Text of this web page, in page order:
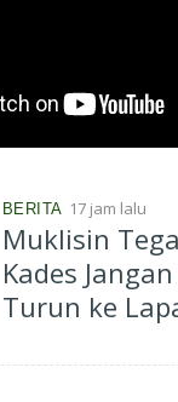
BERITA 17 jam lalu
Muklisin
Kades
Turun ke
Masyarakat